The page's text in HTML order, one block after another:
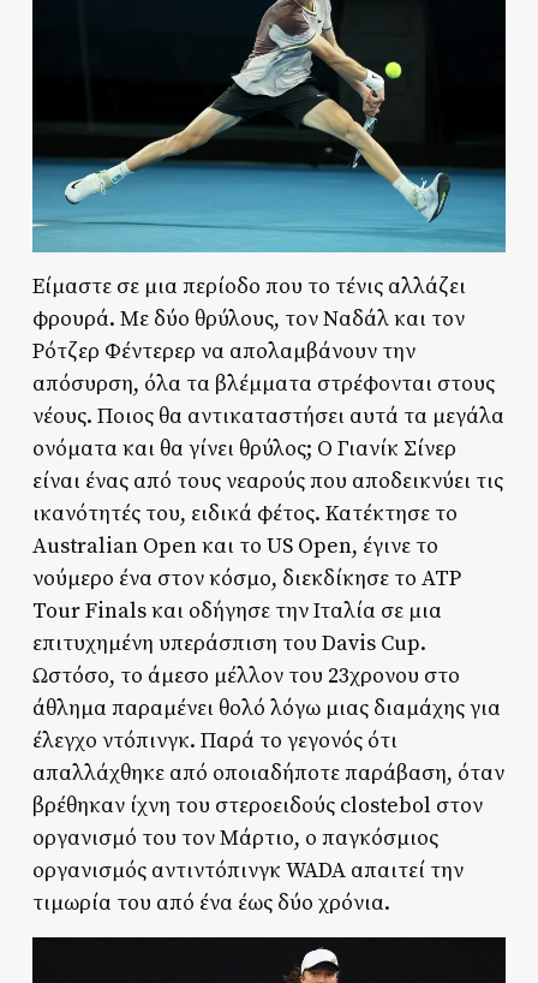
Είμαστε σε μια περίοδο που το τένις αλλάζει
φρουρά. Με δύο θρύλους, τον Ναδάλ και τον
Ρότζερ Φέντερερ να απολαμβάνουν την
απόσυρση, όλα τα βλέμματα στρέφονται στους
νέους. Ποιος θα αντικαταστήσει αυτά τα μεγάλα
ονόματα και θα γίνει θρύλος; Ο Γιανίκ Σίνερ
είναι ένας από τους νεαρούς που αποδεικνύει τις
ικανότητές του, ειδικά φέτος. Κατέκτησε το
Australian Open και το US Open, έγινε το
νούμερο ένα στον κόσμο, διεκδίκησε το ATP
Tour Finals και οδήγησε την Ιταλία σε μια
επιτυχημένη υπεράσπιση του Davis Cup.
Ωστόσο, το άμεσο μέλλον του 23χρονου στο
άθλημα παραμένει θολό λόγω μιας διαμάχης για
έλεγχο ντόπινγκ. Παρά το γεγονός ότι
απαλλάχθηκε από οποιαδήποτε παράβαση, όταν
βρέθηκαν ίχνη του στεροειδούς clostebol στον
οργανισμό του τον Μάρτιο, ο παγκόσμιος
οργανισμός αντιντόπινγκ WADA απαιτεί την
τιμωρία του από ένα έως δύο χρόνια.